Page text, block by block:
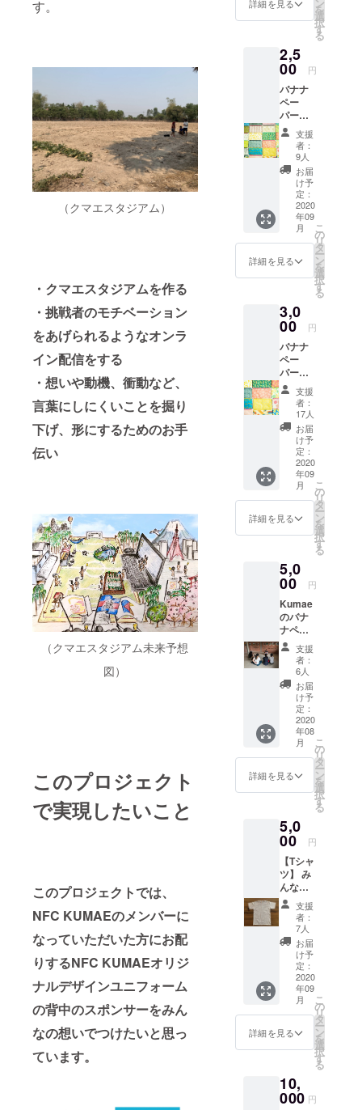
す。
（クマエスタジアム）
・クマエスタジアムを作る
・挑戦者のモチベーション
をあげられるようなオンラ
イン配信をする
・想いや動機、衝動など、
言葉にしにくいことを掘り
下げ、形にするためのお手
伝い
（クマエスタジアム未来予想
図）
このプロジェクト
で実現したいこと
このプロジェクトでは、
NFC KUMAEのメンバーに
なっていただいた方にお配
りするNFC KUMAEオリジ
ナルデザインユニフォーム
の背中のスポンサーをみん
なの想いでつけたいと思っ
ています。
テッ
詳細を見る ン
を
選
択
す
る
2,5
00 円
バナナ
ペー
パーブ
ランド
「Ashi
」の
ポーチ
小 size
125mm
(高-幅)
カード
が入る
サイズ
です。
メール
アドレ
スにカ
タログ
をお送
りいた
しま
す。
BANAN
AERS
ステッ
カー×5
枚セッ
支援
者：
9人
お届
け予
定：
2020
年09
月
詳細を見る
こ
の
リ
タ
ー
ン
を
選
択
す
る
3,0
00 円
バナナ
ペー
パーブ
ランド
「Ashi
」の
ポーチ
大 size
105-
175mm
(高-幅)
お札入
れや筆
箱など
にちょ
ズで
す。 ご
購入者
には
メール
アドレ
スにカ
タログ
をお送
りいた
しま
す。
BANAN
AERS
ステッ
カー×5
枚セッ
支援
者：
17人
お届
け予
定：
2020
年09
月
詳細を見る
こ
の
リ
タ
ー
ン
を
選
択
す
る
5,0
00 円
Kumae
のバナ
ナペー
パー工
房ツ
アー参
加券
（お一
人） 交
通費は
ご自身
負担で
お願い
いたし
ます。
券は施
行され
ない限
り失効
いたし
ませ
ん。ツ
アーの
お申し
込みは
Kumae
のHPか
ら可能
ですの
で、そ
の際に
「スポ
ファン
ディン
支援
者：
6人
お届
け予
定：
2020
年08
月
詳細を見る
こ
の
リ
タ
ー
ン
を
選
択
す
る
5,0
00 円
【Tシャ
ツ】 み
んなの
想いの
スポン
サー
「BAN
ANAER
S」のT
シャツ
１着 サ
イズを
お選び
くださ
い（S、
支援
者：
7人
お届
け予
定：
2020
年09
月
詳細を見る
こ
の
リ
タ
ー
ン
を
選
択
す
る
10,
000 円